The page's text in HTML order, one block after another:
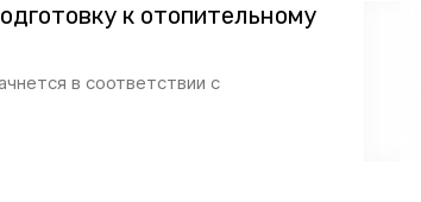
к отопительному
в соответствии с